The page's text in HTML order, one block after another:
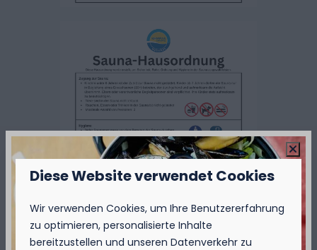
Diese Website verwendet Cookies
Wir verwenden Cookies, um Ihre Benutzererfahrung
zu optimieren, personalisierte Inhalte
bereitzustellen und unseren Datenverkehr zu